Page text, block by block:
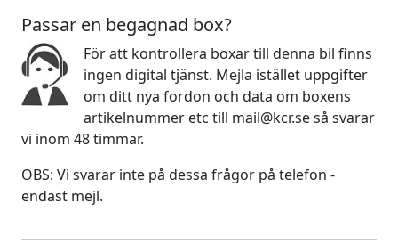
Passar en begagnad box?
För att kontrollera boxar till denna bil finns
ingen digital tjänst. Mejla istället uppgifter
om ditt nya fordon och data om boxens
artikelnummer etc till mail@kcr.se så svarar
vi inom 48 timmar.
OBS: Vi svarar inte på dessa frågor på telefon -
endast mejl.